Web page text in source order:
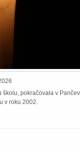
pokračovala v
v roku 2002.